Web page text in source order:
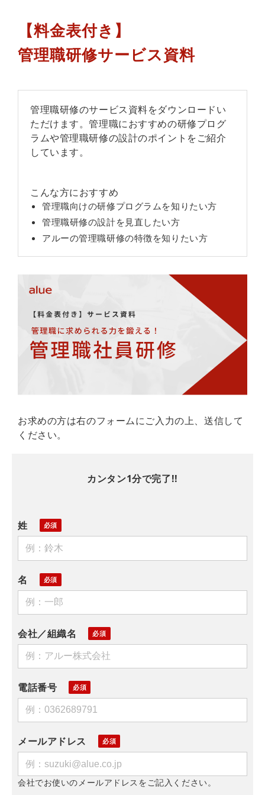
【料金表付き】
管理職研修サービス資料
管理職研修のサービス資料をダウンロードい
ただけます。管理職におすすめの研修プログ
ラムや管理職研修の設計のポイントをご紹介
しています。
こんな方におすすめ
管理職向けの研修プログラムを知りたい方
管理職研修の設計を見直したい方
アルーの管理職研修の特徴を知りたい方
お求めの方は右のフォームにご入力の上、送信して
ください。
カンタン1分で完了!!
姓
名
会社／組織名
電話番号
メールアドレス
会社でお使いのメールアドレスをご記入ください。